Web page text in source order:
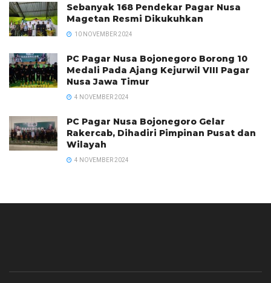
Sebanyak 168 Pendekar Pagar Nusa
Magetan Resmi Dikukuhkan
10 NOVEMBER 2024
PC Pagar Nusa Bojonegoro Borong 10
Medali Pada Ajang Kejurwil VIII Pagar
Nusa Jawa Timur
4 NOVEMBER 2024
PC Pagar Nusa Bojonegoro Gelar
Rakercab, Dihadiri Pimpinan Pusat dan
Wilayah
4 NOVEMBER 2024